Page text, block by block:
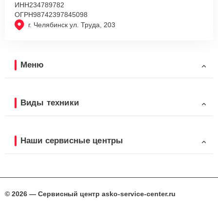
г. Челябинск ул. Труда, 203
ИНН234789782
ОГРН98742397845098
Меню
Виды техники
Наши сервисные центры
© 2026 — Сервисный центр asko-service-center.ru